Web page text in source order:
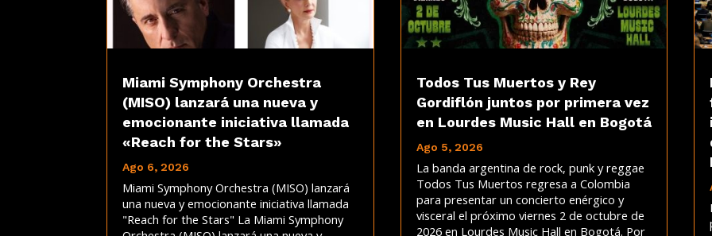
Miami Symphony Orchestra
(MISO) lanzará una nueva y
emocionante iniciativa llamada
«Reach for the Stars»
Ago 6, 2026
Miami Symphony Orchestra (MISO) lanzará
una nueva y emocionante iniciativa llamada
"Reach for the Stars" La Miami Symphony
Todos Tus Muertos y Rey
Gordiflón juntos por primera vez
en Lourdes Music Hall en Bogotá
Ago 5, 2026
La banda argentina de rock, punk y reggae
Todos Tus Muertos regresa a Colombia
para presentar un concierto enérgico y
visceral el próximo viernes 2 de octubre de
2026 en Lourdes Music Hall en Bogotá. Por